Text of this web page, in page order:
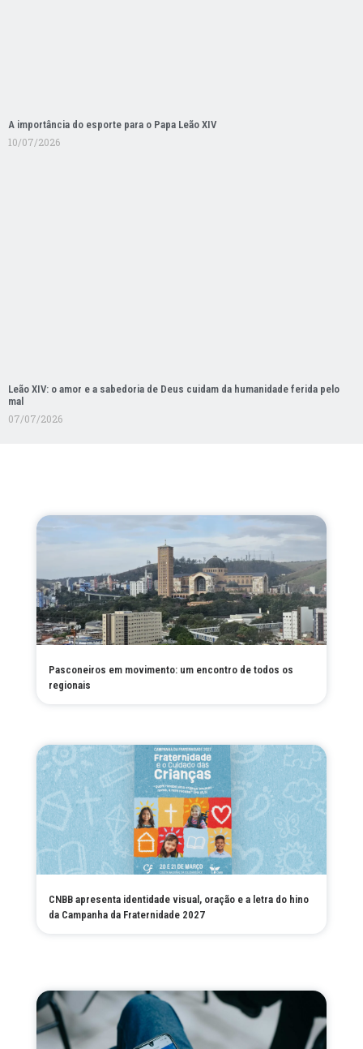
A importância do esporte para o Papa Leão XIV
10/07/2026
Leão XIV: o amor e a sabedoria de Deus cuidam da humanidade ferida pelo
mal
07/07/2026
Pasconeiros em movimento: um encontro de todos os
regionais
CNBB apresenta identidade visual, oração e a letra do hino
da Campanha da Fraternidade 2027